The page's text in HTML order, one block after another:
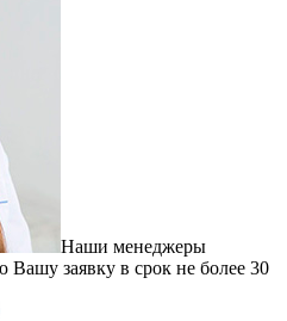
Наши менеджеры
Вашу заявку в срок не более 30